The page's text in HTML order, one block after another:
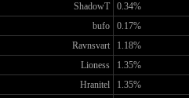
ShadowT
0.34%
bufo
0.17%
Ravnsvart
1.18%
Lioness
1.35%
Hranitel
1.35%